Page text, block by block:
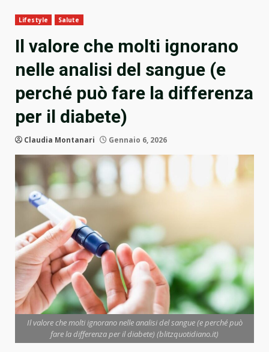
Lifestyle Salute
Il valore che molti ignorano
nelle analisi del sangue (e
perché può fare la differenza
per il diabete)
Claudia Montanari Gennaio 6, 2026
Il valore che molti ignorano nelle analisi del sangue (e perché può
fare la differenza per il diabete) (blitzquotidiano.it)